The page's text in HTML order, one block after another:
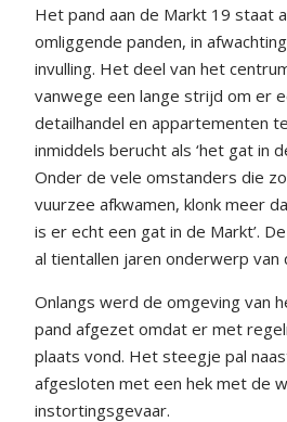
Het pand aan de Markt 19 staat
omliggende panden, in
invulling. Het deel van het
vanwege een lange strijd om er
detailhandel en appartementen
inmiddels berucht als ‘het gat in
Onder de vele omstanders die
vuurzee afkwamen, klonk meer
is er echt een gat in de Markt’.
al tientallen jaren onderwerp van
Onlangs werd de omgeving van
pand afgezet omdat er met
plaats vond. Het steegje pal
afgesloten met een hek met de
instortingsgevaar.